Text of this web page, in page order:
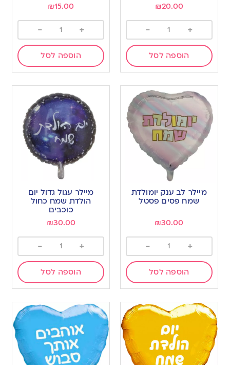
₪20.00
+
-
הוספה לסל
₪15.00
+
-
הוספה לסל
מיילר לב ענק יומולדת
שמח פסים פסטל
₪30.00
+
-
הוספה לסל
מיילר עגול גדול יום
הולדת שמח כחול
כוכבים
₪30.00
+
-
הוספה לסל